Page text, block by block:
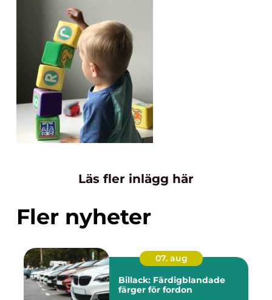
Läs fler inlägg här
Fler nyheter
07. aug
Billack: Färdigblandade
färger för fordon